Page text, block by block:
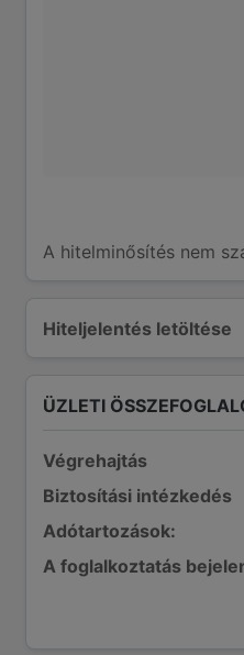
Hiteljelentés letöltése
A hitelminősítés nem
ÜZLETI
Végrehajtás
Biztosítási intézkedés
Adótartozások:
A foglalkoztatás